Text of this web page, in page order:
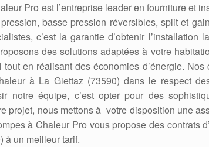
Pro est l’entreprise leader en fourniture et
basse pression réversibles, split et
c’est la garantie d’obtenir l’installation
des solutions adaptées à votre
tout en réalisant des économies d’énergie.
à La Giettaz (73590) dans le respect
notre équipe, c’est opter pour des
projet, nous mettons à votre disposition une
à Chaleur Pro vous propose des contrats
à un meilleur tarif.